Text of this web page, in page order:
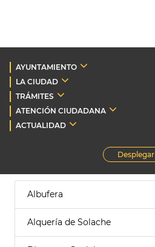
AYUNTAMIENTO
LA CIUDAD
TRÁMITES
ATENCIÓN CIUDADANA
ACTUALIDAD
Desplegar
Albufera
Alquería de Solache